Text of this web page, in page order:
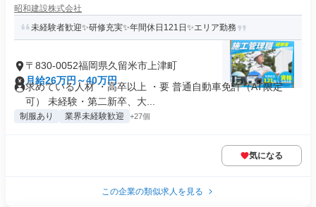
昭和建設株式会社
未経験者歓迎✨研修充実✨年間休日121日✨エリア勤務
〒830-0052福岡県久留米市上津町
月給26万円～40万円
求めている人材 ・高卒以上 ・要 普通自動車免許（AT限定
可） 未経験・第二新卒、大...
制服あり 業界未経験歓迎 +27個
気になる
この企業の類似求人を見る